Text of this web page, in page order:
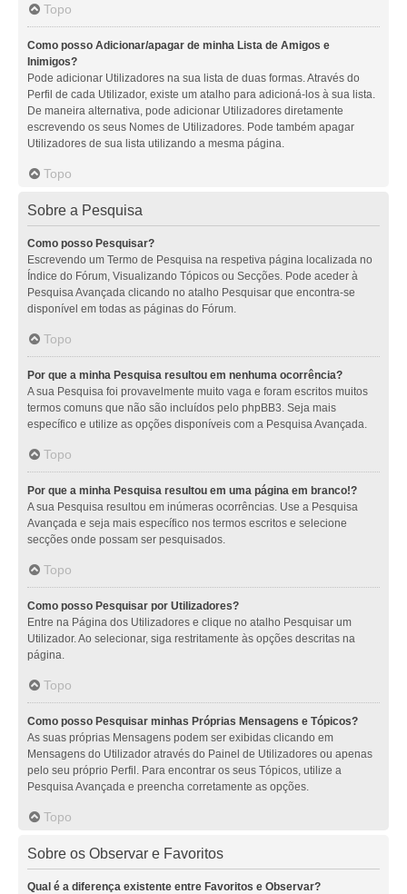
Topo
Como posso Adicionar/apagar de minha Lista de Amigos e
Inimigos?
Pode adicionar Utilizadores na sua lista de duas formas. Através do
Perfil de cada Utilizador, existe um atalho para adicioná-los à sua lista.
De maneira alternativa, pode adicionar Utilizadores diretamente
escrevendo os seus Nomes de Utilizadores. Pode também apagar
Utilizadores de sua lista utilizando a mesma página.
Topo
Sobre a Pesquisa
Como posso Pesquisar?
Escrevendo um Termo de Pesquisa na respetiva página localizada no
Índice do Fórum, Visualizando Tópicos ou Secções. Pode aceder à
Pesquisa Avançada clicando no atalho Pesquisar que encontra-se
disponível em todas as páginas do Fórum.
Topo
Por que a minha Pesquisa resultou em nenhuma ocorrência?
A sua Pesquisa foi provavelmente muito vaga e foram escritos muitos
termos comuns que não são incluídos pelo phpBB3. Seja mais
específico e utilize as opções disponíveis com a Pesquisa Avançada.
Topo
Por que a minha Pesquisa resultou em uma página em branco!?
A sua Pesquisa resultou em inúmeras ocorrências. Use a Pesquisa
Avançada e seja mais específico nos termos escritos e selecione
secções onde possam ser pesquisados.
Topo
Como posso Pesquisar por Utilizadores?
Entre na Página dos Utilizadores e clique no atalho Pesquisar um
Utilizador. Ao selecionar, siga restritamente às opções descritas na
página.
Topo
Como posso Pesquisar minhas Próprias Mensagens e Tópicos?
As suas próprias Mensagens podem ser exibidas clicando em
Mensagens do Utilizador através do Painel de Utilizadores ou apenas
pelo seu próprio Perfil. Para encontrar os seus Tópicos, utilize a
Pesquisa Avançada e preencha corretamente as opções.
Topo
Sobre os Observar e Favoritos
Qual é a diferença existente entre Favoritos e Observar?